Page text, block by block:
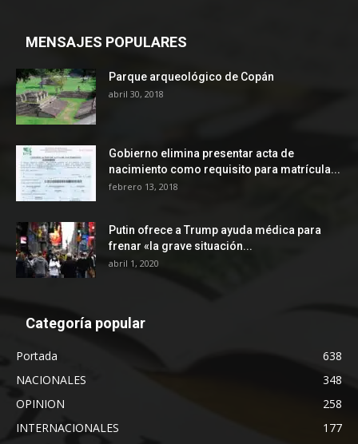
MENSAJES POPULARES
Parque arqueológico de Copán
abril 30, 2018
Gobierno elimina presentar acta de
nacimiento como requisito para matrícula...
febrero 13, 2018
Putin ofrece a Trump ayuda médica para
frenar «la grave situación...
abril 1, 2020
Categoría popular
Portada
638
NACIONALES
348
OPINION
258
INTERNACIONALES
177